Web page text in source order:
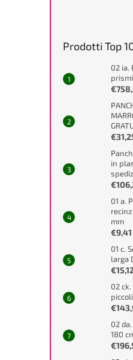
Prodotti Top
02 ia.
in
01 a.
mm
€9,41
01 c.
larga
02
piccoli
02
180